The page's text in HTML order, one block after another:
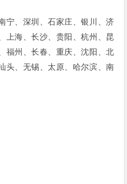
宁、深圳、石家庄、银川、济
上海、长沙、贵阳、杭州、昆
福州、长春、重庆、沈阳、北
头、无锡、太原、哈尔滨、南